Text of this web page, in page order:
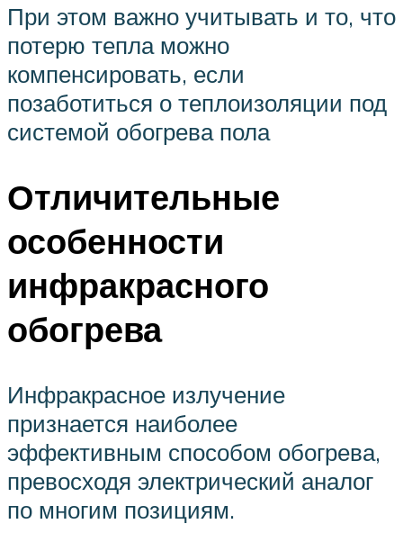
При этом важно учитывать и то, что
потерю тепла можно
компенсировать, если
позаботиться о теплоизоляции под
системой обогрева пола
Отличительные
особенности
инфракрасного
обогрева
Инфракрасное излучение
признается наиболее
эффективным способом обогрева,
превосходя электрический аналог
по многим позициям.